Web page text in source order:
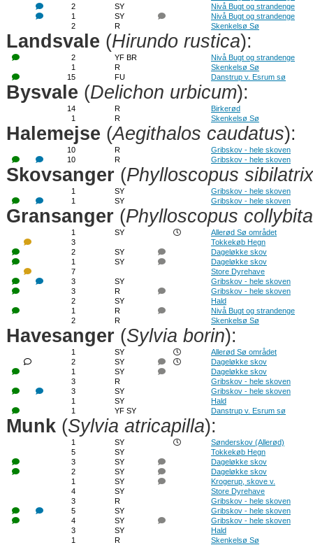
2
SY
Nivå Bugt og strandenge
1
SY
Nivå Bugt og strandenge
2
R Skenkelsø Sø
Landsvale (Hirundo rustica):
2 YF BR
Nivå Bugt og strandenge
1
R
Skenkelsø Sø
15
FU Danstrup v. Esrum sø
Bysvale (Delichon urbicum):
14 R
Birkerød
1
R Skenkelsø Sø
Halemejse (Aegithalos caudatus):
10 R
Gribskov - hele skoven
10
R Gribskov - hele skoven
Skovsanger (Phylloscopus sibilatrix
1 SY
Gribskov - hele skoven
1
SY Gribskov - hele skoven
Gransanger (Phylloscopus collybita
1 SY
Allerød Sø området
3
Tokkekøb Hegn
2
SY
Dageløkke skov
1
SY
Dageløkke skov
7
Store Dyrehave
3
SY
Gribskov - hele skoven
3
R
Gribskov - hele skoven
2
SY
Hald
1
R
Nivå Bugt og strandenge
2
R Skenkelsø Sø
Havesanger (Sylvia borin):
1 SY
Allerød Sø området
2
SY
Dageløkke skov
1
SY
Dageløkke skov
3
R
Gribskov - hele skoven
3
SY
Gribskov - hele skoven
1
SY
Hald
1
YF SY Danstrup v. Esrum sø
Munk (Sylvia atricapilla):
1 SY
Sønderskov (Allerød)
5
SY
Tokkekøb Hegn
3
SY
Dageløkke skov
2
SY
Dageløkke skov
1
SY
Krogerup, skove v.
4
SY
Store Dyrehave
3
R
Gribskov - hele skoven
5
SY
Gribskov - hele skoven
4
SY
Gribskov - hele skoven
3
SY
Hald
1
R
Skenkelsø Sø